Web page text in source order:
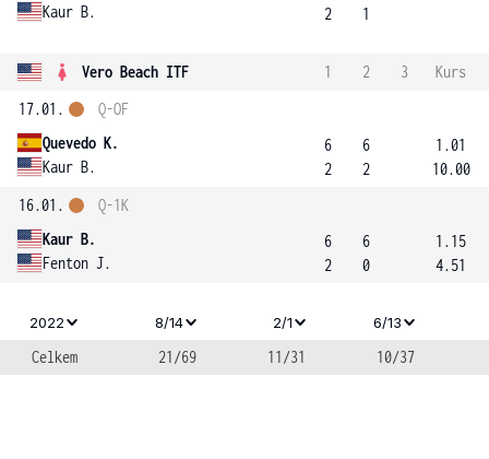
Kaur B.
2
1
Vero Beach ITF 1 2 3
Kurs
17.01.
Quevedo K.
Kaur B.
Q-OF
6
2
6
2
1.01
10.00
16.01.
Kaur B.
Fenton J.
Q-1K
6
2
6
0
1.15
4.51
2022 8/14 2/1 6/13
Celkem 21/69 11/31 10/37